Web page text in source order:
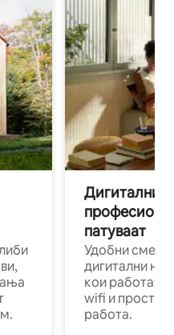
Дигитални
патуваат
Удобни
дигитални
кои работат
wifi и
работа.